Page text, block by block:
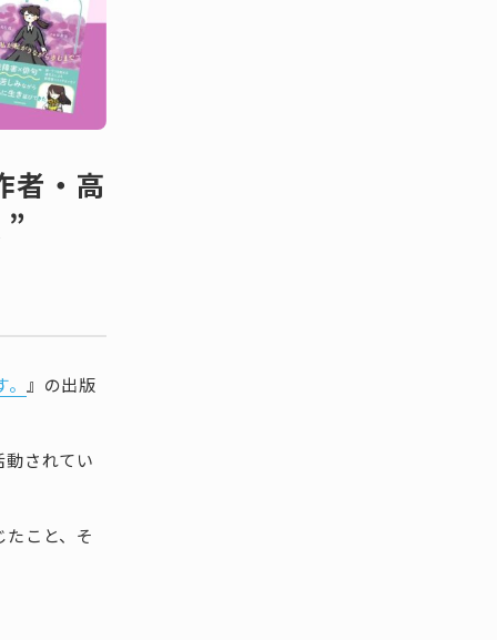
者・高
』の出版
されてい
こと、そ